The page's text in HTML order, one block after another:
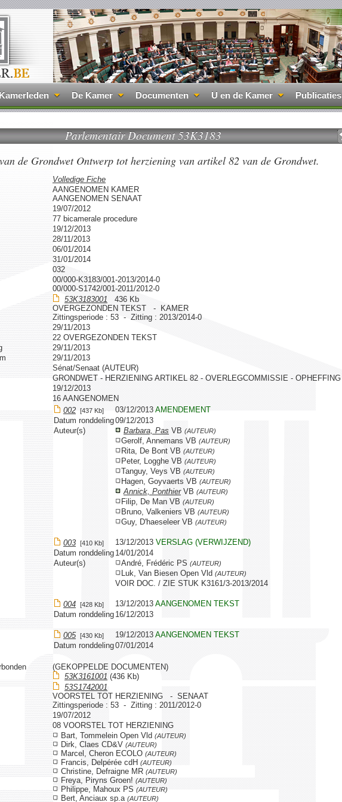
De Kamer Documenten U en de Kamer Publicaties
Parlementair Document 53K3183
de Grondwet Ontwerp tot herziening van artikel 82 van de Grondwet.
Volledige Fiche
AANGENOMEN KAMER
AANGENOMEN SENAAT
19/07/2012
77 bicamerale procedure
19/12/2013
28/11/2013
06/01/2014
31/01/2014
032
00/000-K3183/001-2013/2014-0
00/000-S1742/001-2011/2012-0
53K3183001 436 Kb
OVERGEZONDEN TEKST - KAMER
Zittingsperiode : 53 - Zitting : 2013/2014-0
29/11/2013
22 OVERGEZONDEN TEKST
29/11/2013
29/11/2013
Sénat/Senaat (AUTEUR)
GRONDWET - HERZIENING ARTIKEL 82 - OVERLEGCOMMISSIE - OPHEFFING
19/12/2013
16 AANGENOMEN
002 [437 Kb] 03/12/2013 AMENDEMENT
Datum ronddeling09/12/2013
Auteur(s)
Barbara, Pas VB (AUTEUR)
Gerolf, Annemans VB (AUTEUR)
Rita, De Bont VB (AUTEUR)
Peter, Logghe VB (AUTEUR)
Tanguy, Veys VB (AUTEUR)
Hagen, Goyvaerts VB (AUTEUR)
Annick, PonthierVB (AUTEUR)
Filip, De Man VB (AUTEUR)
Bruno, Valkeniers VB (AUTEUR)
Guy, D'haeseleer VB (AUTEUR)
003 [410 Kb] 13/12/2013 VERSLAG (VERWIJZEND)
Datum ronddeling 14/01/2014
Auteur(s)
André, Frédéric PS (AUTEUR)
Luk, Van Biesen Open Vld (AUTEUR)
VOIR DOC. / ZIE STUK K3161/3-2013/2014
004 [428 Kb] 13/12/2013 AANGENOMEN TEKST
Datum ronddeling 16/12/2013
005 [430 Kb] 19/12/2013 AANGENOMEN TEKST
Datum ronddeling07/01/2014
(GEKOPPELDE DOCUMENTEN)
53K3161001 (436 Kb)
53S1742001
VOORSTEL TOT HERZIENING - SENAAT
Zittingsperiode : 53 - Zitting : 2011/2012-0
19/07/2012
08 VOORSTEL TOT HERZIENING
Bart, Tommelein Open Vld (AUTEUR)
Dirk, Claes CD&V (AUTEUR)
Marcel, Cheron ECOLO (AUTEUR)
Francis, Delpérée cdH (AUTEUR)
Christine, Defraigne MR (AUTEUR)
Freya, Piryns Groen! (AUTEUR)
Philippe, Mahoux PS (AUTEUR)
Bert, Anciaux sp.a (AUTEUR)